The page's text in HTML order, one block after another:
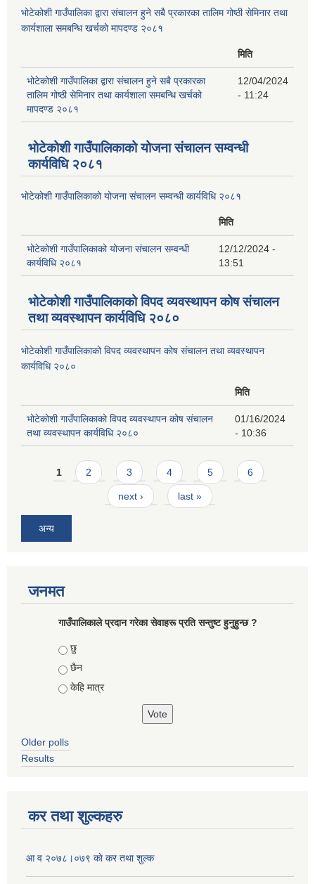
भोटेकोशी गाउँपालिका द्वारा संचालन हुने सबै प्रकारका तालिम गोष्ठी सेमिनार तथा
कार्यशाला समबन्धि खर्चको मापदण्ड २०८१
मिति
भोटेकोशी गाउँपालिका द्वारा संचालन हुने सबै प्रकारका
तालिम गोष्ठी सेमिनार तथा कार्यशाला समबन्धि खर्चको
मापदण्ड २०८१
12/04/2024
- 11:24
भोटेकोशी गाउँपालिकाको योजना संचालन सम्वन्धी
कार्यविधि २०८१
भोटेकोशी गाउँपालिकाको योजना संचालन सम्वन्धी कार्यविधि २०८१
मिति
भोटेकोशी गाउँपालिकाको योजना संचालन सम्वन्धी
कार्यविधि २०८१
12/12/2024 -
13:51
भोटेकोशी गाउँपालिकाको विपद व्यवस्थापन कोष संचालन
तथा व्यवस्थापन कार्यविधि २०८०
भोटेकोशी गाउँपालिकाको विपद व्यवस्थापन कोष संचालन तथा व्यवस्थापन
कार्यविधि २०८०
मिति
भोटेकोशी गाउँपालिकाको विपद व्यवस्थापन कोष संचालन
तथा व्यवस्थापन कार्यविधि २०८०
01/16/2024
- 10:36
Pages
1 2 3 4 5 6
next › last »
अन्य
जनमत
गाउँपालिकाले प्रदान गरेका सेवाहरू प्रति सन्तुष्ट हुनुहुन्छ ?
Choices
छु
छैन
केहि मात्र
Older polls
Results
कर तथा शुल्कहरु
आ व २०७८।०७९ काे कर तथा शुल्क